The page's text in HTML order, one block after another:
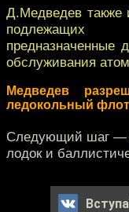
Д.Медведев также
подлежащих
предназначенные
обслуживания
Медведев
ледокольный флот
Следующий шаг —
лодок и